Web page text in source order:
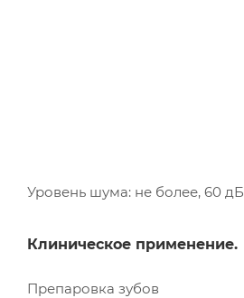
Уровень шума: не более, 60 дБ
Клиническое применение.
Препаровка зубов